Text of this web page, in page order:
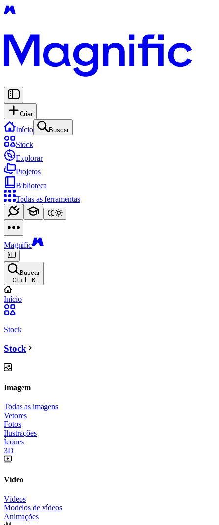
Criar
Início Buscar
Stock
Explorar
Projetos
Biblioteca
Todas as ferramentas
Magnific
Buscar
Ctrl K
Início
Stock
Stock
Imagem
Todas as imagens
Vetores
Fotos
Ilustrações
Ícones
3D
Vídeo
Vídeos
Modelos de vídeos
Animações